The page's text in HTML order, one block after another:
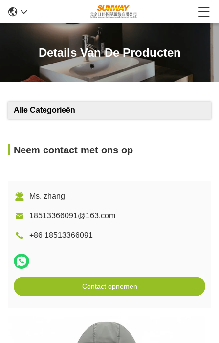
Details Van De Producten
Alle Categorieën
Neem contact met ons op
Ms. zhang
18513366091@163.com
+86 18513366091
Contact opnemen